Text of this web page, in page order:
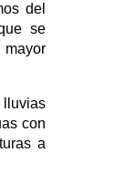
del
se
mayor
lluvias
con
a